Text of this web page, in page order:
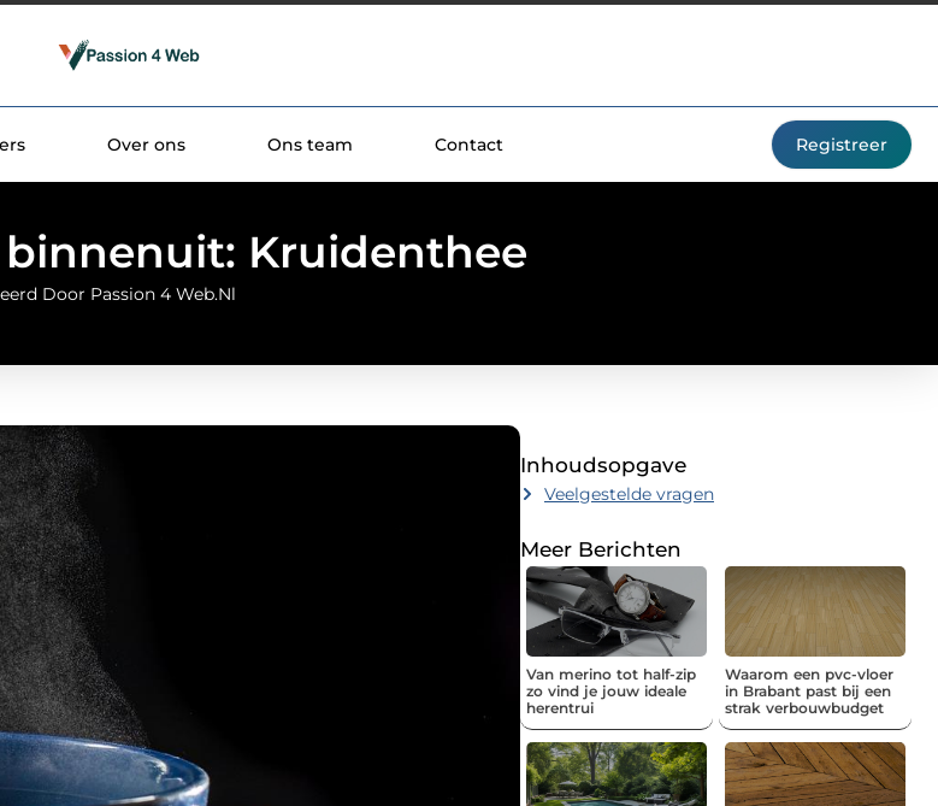
Over ons Ons team Contact Registreer
binnenuit: Kruidenthee
Door Passion 4 Web.nl
Inhoudsopgave
Veelgestelde vragen
Meer Berichten
Van merino tot half-zip
zo vind je jouw ideale
herentrui
Waarom een pvc-vloer
in Brabant past bij een
strak verbouwbudget